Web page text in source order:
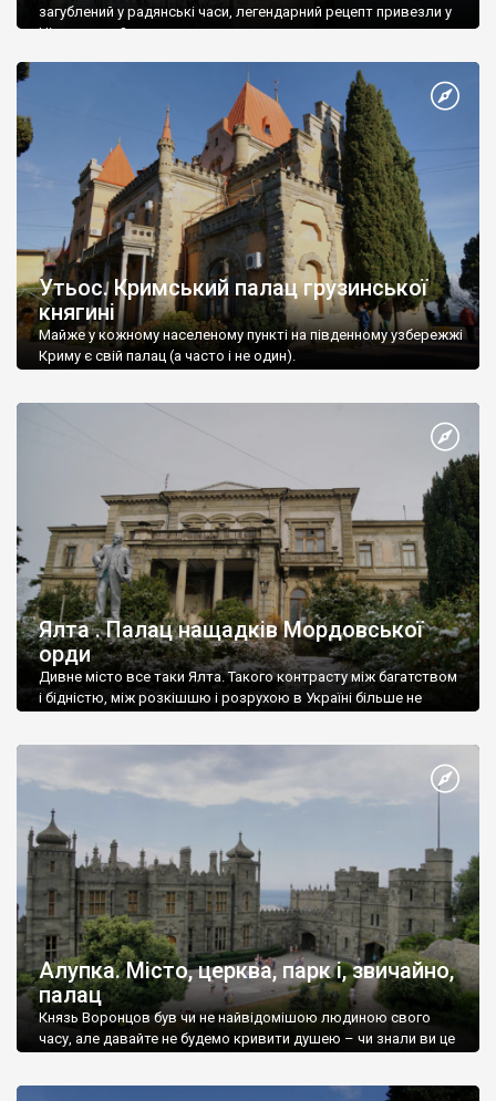
загублений у радянські часи, легендарний рецепт привезли у
Ніжин греки?
Утьос. Кримський палац грузинської
княгині
Майже у кожному населеному пункті на південному узбережжі
Криму є свій палац (а часто і не один).
Ялта . Палац нащадків Мордовської
орди
Дивне місто все таки Ялта. Такого контрасту між багатством
і бідністю, між розкішшю і розрухою в Україні більше не
Алупка. Місто, церква, парк і, звичайно,
палац
Князь Воронцов був чи не найвідомішою людиною свого
часу, але давайте не будемо кривити душею – чи знали ви це